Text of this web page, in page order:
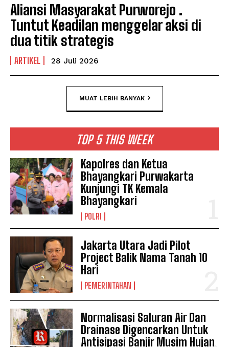
Aliansi Masyarakat Purworejo .
Tuntut Keadilan menggelar aksi di
dua titik strategis
ARTIKEL 28 Juli 2026
MUAT LEBIH BANYAK
TOP 5 THIS WEEK
Kapolres dan Ketua
Bhayangkari Purwakarta
Kunjungi TK Kemala
Bhayangkari
POLRI
Jakarta Utara Jadi Pilot
Project Balik Nama Tanah 10
Hari
PEMERINTAHAN
Normalisasi Saluran Air Dan
Drainase Digencarkan Untuk
Antisipasi Banjir Musim Hujan